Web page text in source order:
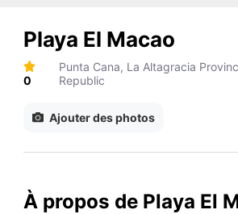
Playa El Macao
0
Punta Cana, La Altagracia
Republic
Ajouter des photos
À propos de Playa El